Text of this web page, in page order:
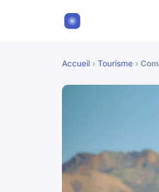
Accueil › Tourisme ›